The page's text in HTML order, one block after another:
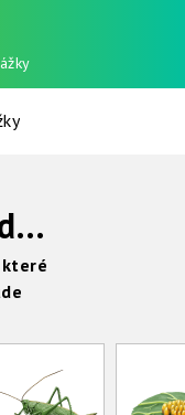
Zaklikni vodní srážky, které mají skupenství pevné.
které